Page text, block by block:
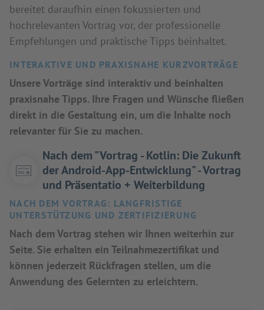
bereitet daraufhin einen fokussierten und
hochrelevanten Vortrag vor, der professionelle
Empfehlungen und praktische Tipps beinhaltet.
INTERAKTIVE UND PRAXISNAHE KURZVORTRÄGE
Unsere Vorträge sind interaktiv und beinhalten
praxisnahe Tipps. Ihre Fragen und Wünsche fließen
direkt in die Gestaltung ein, um die Inhalte noch
relevanter für Sie zu machen.
Nach dem "Vortrag - Kotlin: Die Zukunft
der Android-App-Entwicklung" - Vortrag
und Präsentatio + Weiterbildung
NACH DEM VORTRAG: LANGFRISTIGE
UNTERSTÜTZUNG UND ZERTIFIZIERUNG
Nach dem Vortrag stehen wir Ihnen weiterhin zur
Seite. Sie erhalten ein Teilnahmezertifikat und
können jederzeit Rückfragen stellen, um die
Anwendung des Gelernten zu erleichtern.